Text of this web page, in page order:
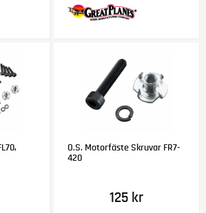
O.S. Motorfäste Skruvar FR7-
420
125 kr